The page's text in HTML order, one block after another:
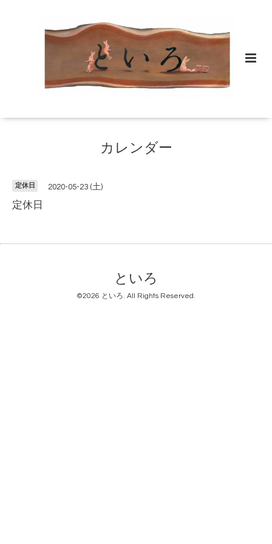
カレンダー
定休日 2020-05-23 (土)
定休日
といろ
©2026 といろ. All Rights Reserved.